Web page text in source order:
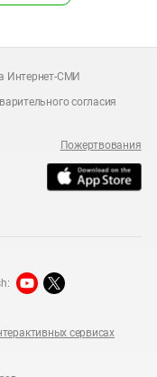
Интернет-СМИ
согласия
Пожертвования
сервисах